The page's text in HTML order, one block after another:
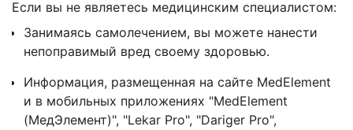
Если вы не являетесь медицинским специалистом:
Занимаясь самолечением, вы можете нанести
непоправимый вред своему здоровью.
Информация, размещенная на сайте MedElement
и в мобильных приложениях "MedElement
(МедЭлемент)", "Lekar Pro", "Dariger Pro",